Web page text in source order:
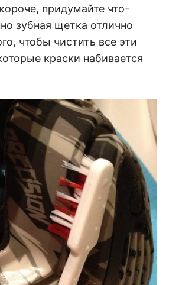
придумайте что-
зубная щетка отлично
чтобы чистить все эти
краски набивается